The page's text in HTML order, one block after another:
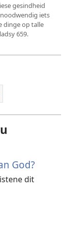
gesindheid
iets
dinge op talle
659.
God?
dit